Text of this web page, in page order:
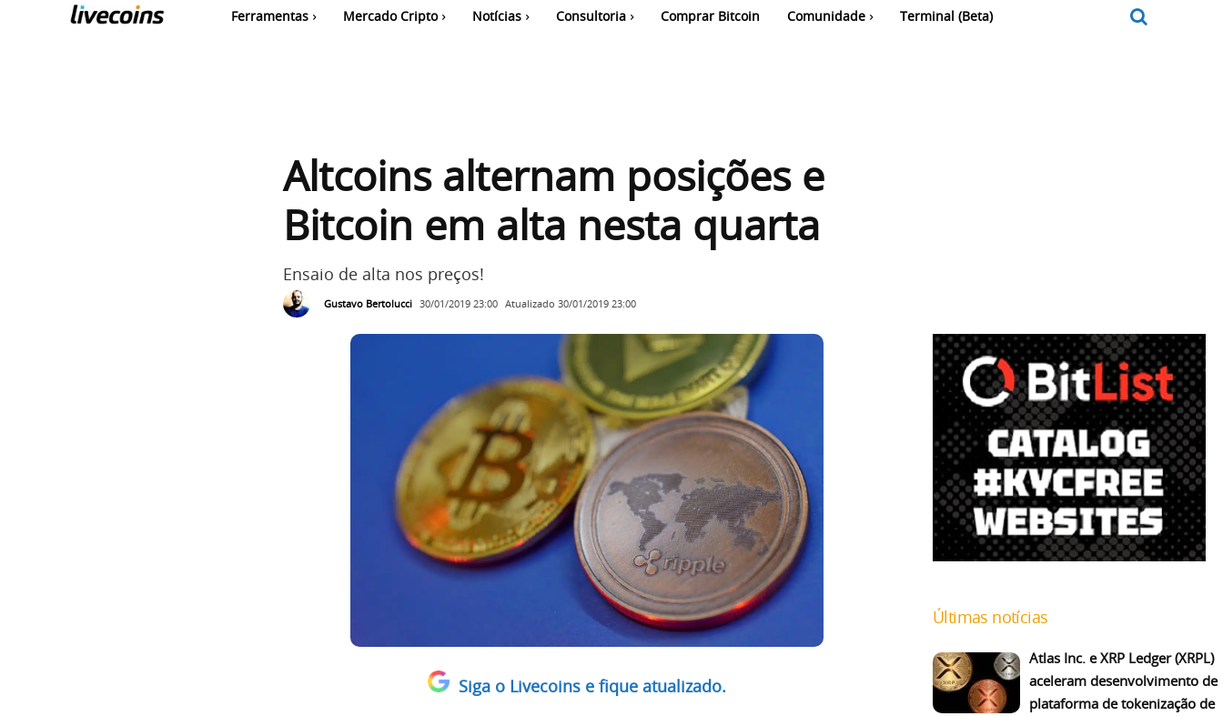
Ferramentas Mercado Cripto Notícias Consultoria Comprar Bitcoin Comunidade Terminal (Beta)
Altcoins alternam posições e
Bitcoin em alta nesta quarta
Ensaio de alta nos preços!
Gustavo Bertolucci 30/01/2019 23:00 Atualizado 30/01/2019 23:00
Siga o Livecoins e fique atualizado.
Últimas notícias
Atlas Inc. e XRP Ledger (XRPL)
aceleram desenvolvimento de
plataforma de tokenização de